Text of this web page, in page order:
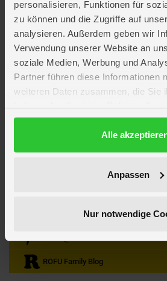
personalisieren, Funktionen für
zu können und die Zugriffe auf
analysieren. Außerdem geben wir
Verwendung unserer Website an
soziale Medien, Werbung und
Partner führen diese Informationen
weiteren Daten zusammen, die Sie
gesammelt haben.
Datenschutzerklärung
Alle
Anpassen
Nur notwendige
Kein Angebot mehr
Zum Newsletter anmelden &
Gutscheine &
Neuheiten, Trends &
Werde unser Fan auf Facebook
ROFU Family Blog